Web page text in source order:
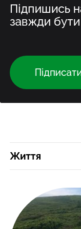
Підпишись
завжди
Життя